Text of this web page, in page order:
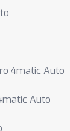
4matic Auto
Auto